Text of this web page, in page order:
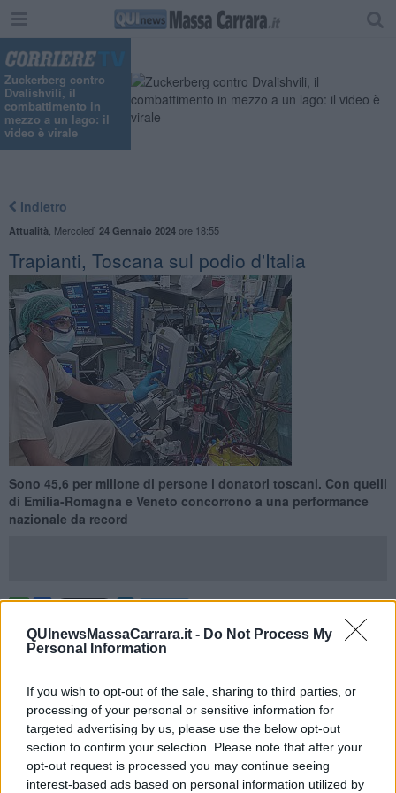
QUInewsMassaCarrara.it - Do Not Process My
Personal Information
If you wish to opt-out of the sale, sharing to third parties, or
processing of your personal or sensitive information for
targeted advertising by us, please use the below opt-out
section to confirm your selection. Please note that after your
opt-out request is processed you may continue seeing
interest-based ads based on personal information utilized by
Zuckerberg contro
Dvalishvili, il
combattimento in
mezzo a un lago: il
video è virale
Indietro
Attualità Mercoledì 24 Gennaio 2024ore 18:55
Trapianti, Toscana sul podio d'Italia
Sono 45,6 per milione di persone i donatori toscani. Con quelli
di Emilia-Romagna e Veneto concorrono a una performance
nazionale da record
TOSCANA —Toscana sul podio nazionale perdonazioni e
trapianti di organi, tessuti e cellule
sanità è stato presentato oggi a Roma dal ministro della salute
Orazio Schillaci e dal direttore del Centro nazionale trapianti
Massimo Cardillo. L'occasione è stata fornita dall'apertura degli
Stati generali della Rete trapianti.
Con 45,6 donatori per milioni di persone laToscanaconquista il
terzo gradino del podio dopo Emilia Romagna(51,1 donatori per